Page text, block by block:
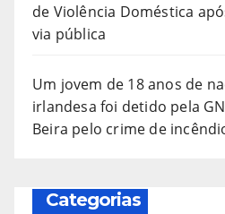
de Violência Doméstica
via pública
Um jovem de 18 anos de
irlandesa foi detido pela
Beira pelo crime de
Categorias